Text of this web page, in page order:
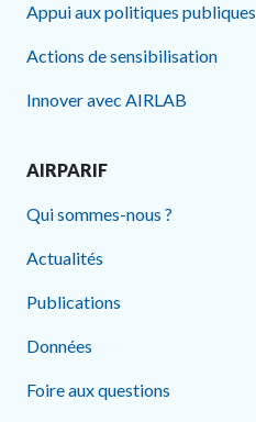
Appui aux politiques publiques
Actions de sensibilisation
Innover avec AIRLAB
AIRPARIF
Qui sommes-nous ?
Actualités
Publications
Données
Foire aux questions